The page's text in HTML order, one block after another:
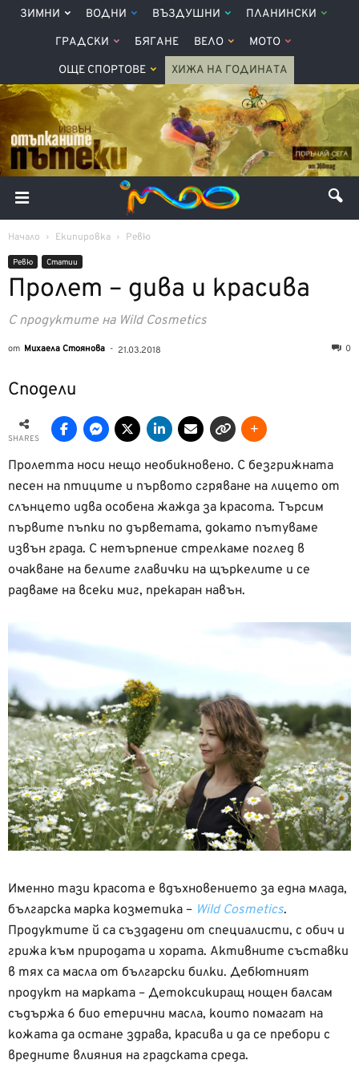
ЗИМНИ ВОДНИ ВЪЗДУШНИ ПЛАНИНСКИ
ГРАДСКИ БЯГАНЕ ВЕЛО МОТО
ОЩЕ СПОРТОВЕ ХИЖА НА ГОДИНАТА
Начало Екипировка Ревю
Ревю Статии
Пролет – дива и красива
С продуктите на Wild Cosmetics
от Михаела Стоянова - 21.03.2018 0
Сподели
SHARES
Пролетта носи нещо необикновено. С безгрижната
песен на птиците и първото сгряване на лицето от
слънцето идва особена жажда за красота. Търсим
първите пъпки по дърветата, докато пътуваме
извън града. С нетърпение стрелкаме поглед в
очакване на белите главички на щъркелите и се
радваме на всеки миг, прекаран навън.
Именно тази красота е вдъхновението за една млада,
българска марка козметика – Wild Cosmetics.
Продуктите й са създадени от специалисти, с обич и
грижа към природата и хората. Активните съставки
в тях са масла от български билки. Дебютният
продукт на марката – Детоксикиращ нощен балсам
съдържа 6 био етерични масла, които помагат на
кожата да остане здрава, красива и да се пребори с
вредните влияния на градската среда.